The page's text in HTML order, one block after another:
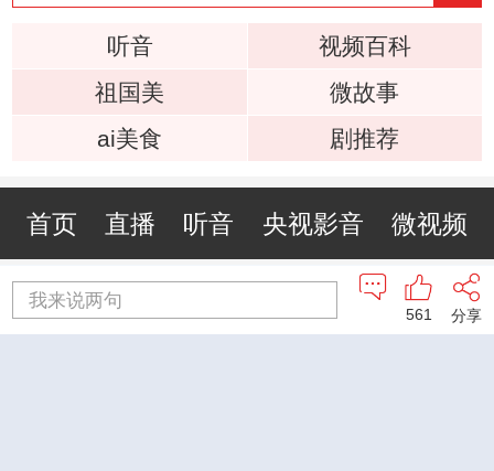
听音
视频百科
祖国美
微故事
ai美食
剧推荐
首页 直播 听音 央视影音 微视频
央视网手机版 | 央视网PC版
我来说两句
分享
561